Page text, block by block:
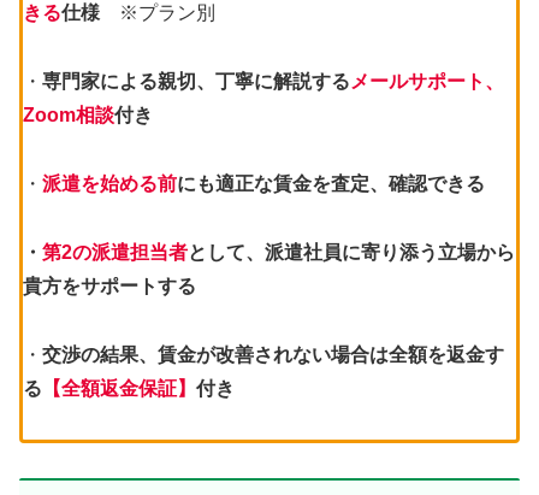
きる仕様 ※プラン別
・ 専門家による親切、丁寧に解説する メールサポート、
Zoom相談付き
・ 派遣を始める前にも適正な賃金を査定、確認できる
・ 第2の派遣担当者として、派遣社員に寄り添う立場から
貴方をサポートする
・ 交渉の結果、賃金が改善されない場合は全額を返金す
る 【全額返金保証】 付き